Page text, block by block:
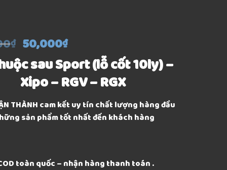
₫ 50,000₫
sau Sport (lỗ cốt 10ly) –
Xipo – RGV – RGX
THÀNH cam kết uy tín chất lượng hàng đầu
sản phẩm tốt nhất đến khách hàng
toàn quốc – nhận hàng thanh toán .